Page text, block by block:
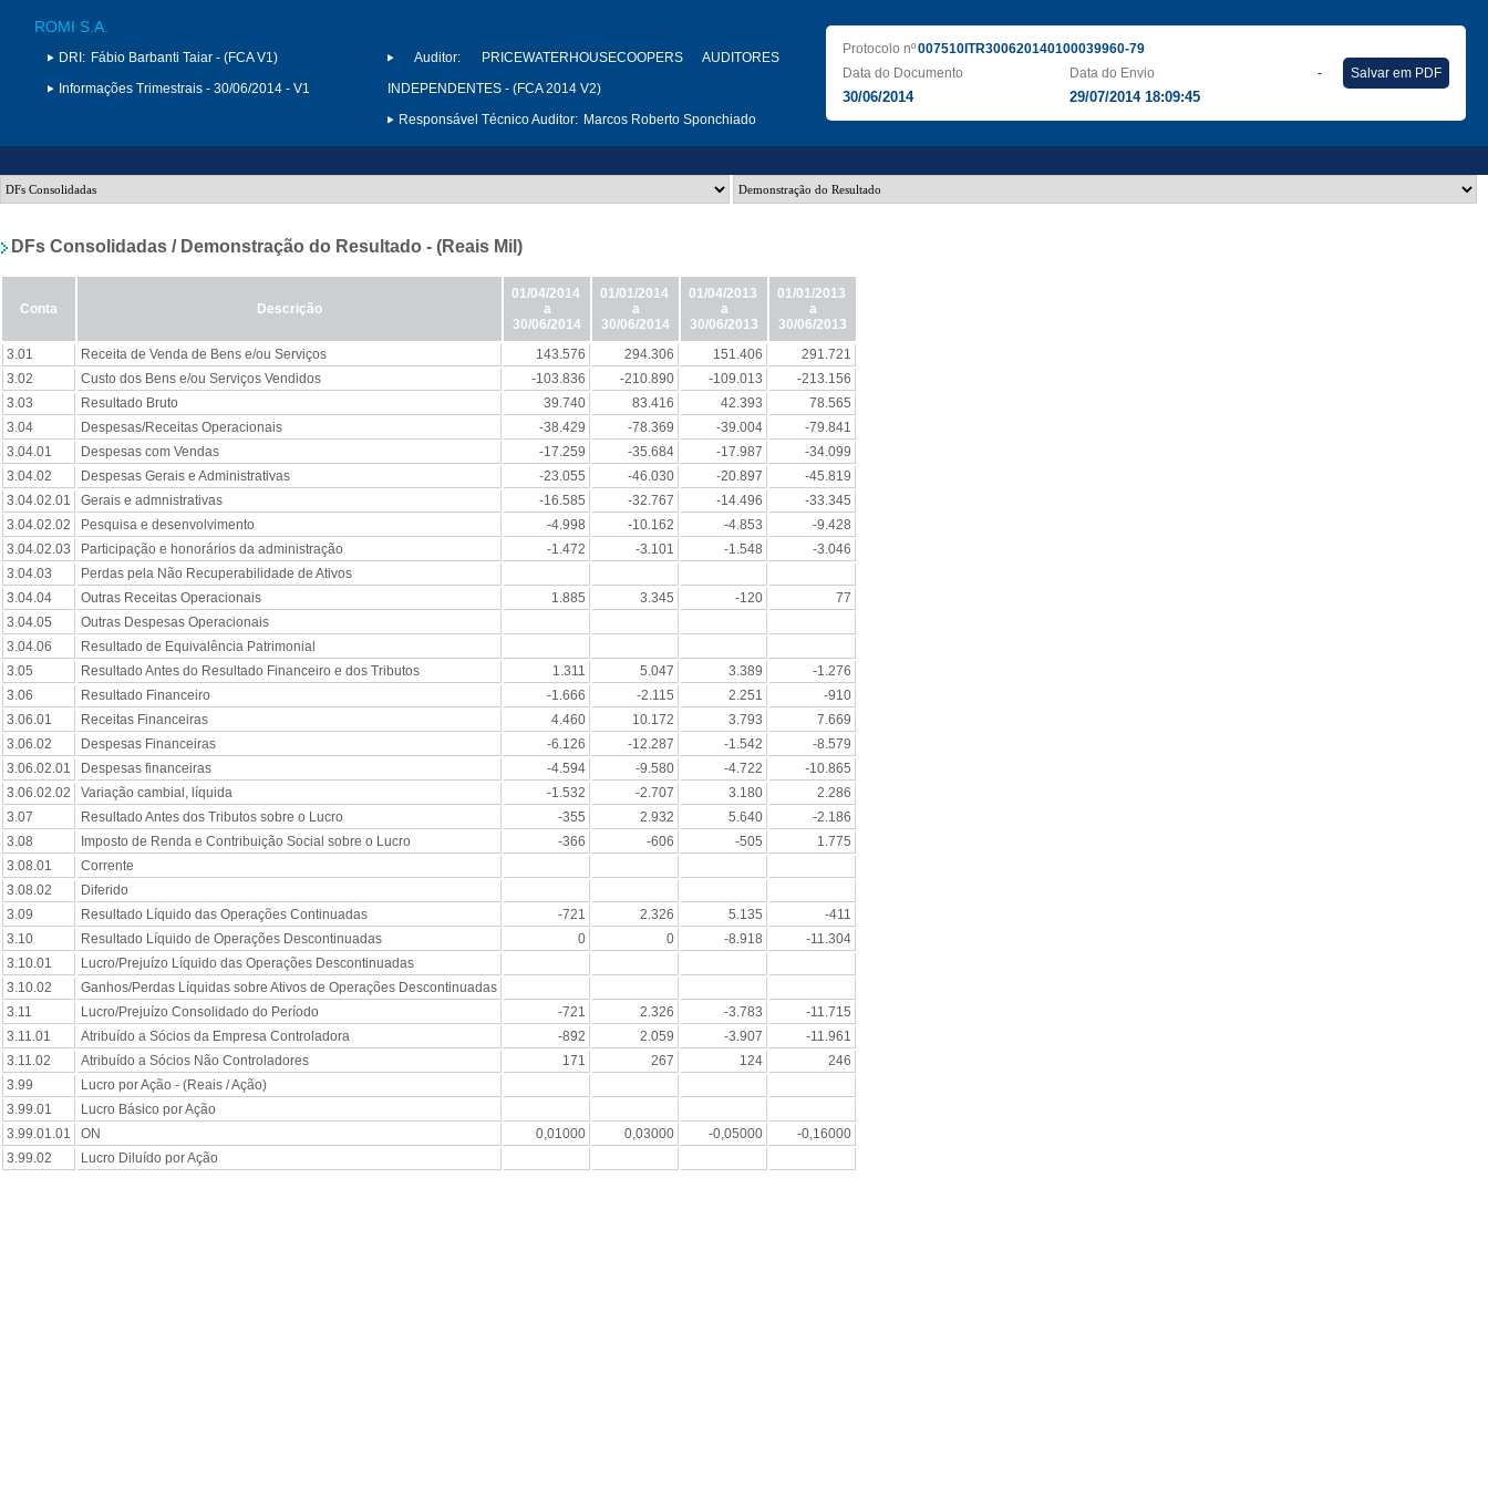
ROMI S.A.
DRI: Fábio Barbanti Taiar - (FCA V1)
Informações Trimestrais - 30/06/2014 - V1
Auditor:
PRICEWATERHOUSECOOPERS AUDITORES
INDEPENDENTES - (FCA 2014 V2)
Responsável Técnico Auditor: Marcos Roberto Sponchiado
Protocolo nº007510ITR300620140100039960-79
Data do Documento
30/06/2014
Data do Envio
29/07/2014 18:09:45
- Salvar em PDF